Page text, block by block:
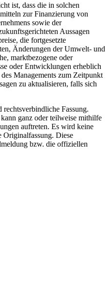
ist, dass die in solchen
zur Finanzierung von
sowie der
Aussagen
die fortgesetzte
Änderungen der Umwelt- und
marktbezogene oder
oder Entwicklungen erheblich
Managements zum Zeitpunkt
zu aktualisieren, falls sich
Fassung.
ganz oder teilweise mithilfe
auftreten. Es wird keine
Originalfassung. Diese
bzw. die offiziellen